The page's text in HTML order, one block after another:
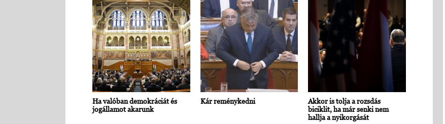
Ha valóban demokráciát és
jogállamot akarunk
Kár reménykedni
Akkor is tolja a rozsdás
biciklit, ha már senki nem
hallja a nyikorgását